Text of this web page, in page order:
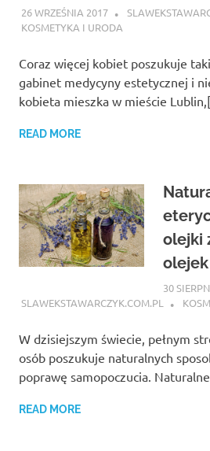
26 WRZEŚNIA 2017
KOSMETYKA I URODA
Coraz więcej kobiet poszukuje
gabinet medycyny estetycznej i
kobieta mieszka w mieście
READ MORE
olejki
30
SLAWEKSTAWARCZYK.COM.PL
W dzisiejszym świecie, pełnym
osób poszukuje naturalnych
poprawę samopoczucia.
READ MORE